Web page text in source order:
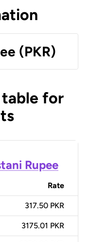
(PKR)
for
Rupee
Rate
317.50 PKR
3175.01 PKR